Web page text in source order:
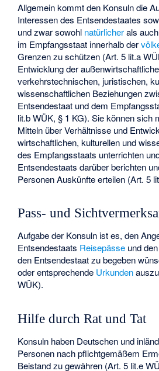
Allgemein kommt den Konsuln die
Interessen des Entsendestaates
und zwar sowohl natürlicherals auch
im Empfangsstaat innerhalb der
Grenzen zu schützen (Art. 5 lit.a
Entwicklung der
verkehrstechnischen, juristischen,
wissenschaftlichen Beziehungen
Entsendestaat und dem
lit.b WÜK, § 1 KG). Sie können sich
Mitteln über Verhältnisse und
wirtschaftlichen, kulturellen und
des Empfangsstaats unterrichten
Entsendestaats darüber berichten
Personen Auskünfte erteilen (Art. 5
Pass- und
Aufgabe der Konsuln ist es, den
Entsendestaats Reisepässe und
den Entsendestaat zu begeben
oder entsprechende Urkunden
WÜK).
Hilfe durch Rat und Tat
Konsuln haben Deutschen und
Personen nach pflichtgemäßem
Beistand zu gewähren (Art. 5 lit.e